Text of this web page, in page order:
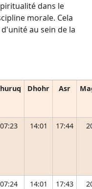
dans le
morale. Cela
au sein de la
Dhohr Asr
07:23 14:01 17:44
07:24 14:01 17:43